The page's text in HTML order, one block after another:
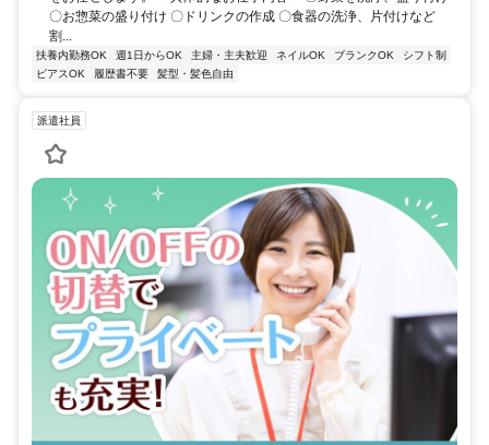
〇お惣菜の盛り付け 〇ドリンクの作成 〇食器の洗浄、片付けなど
割...
扶養内勤務OK 週1日からOK 主婦・主夫歓迎 ネイルOK ブランクOK
シフト制
ピアスOK
履歴書不要 髪型・髪色自由
派遣社員